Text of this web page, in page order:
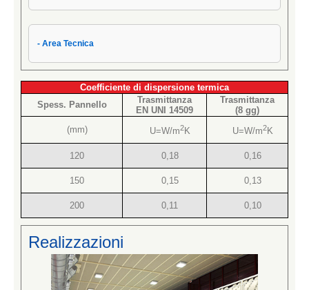
- Area Tecnica
Coefficiente di dispersione termica
Spess. Pannello
Trasmittanza
EN UNI 14509
Trasmittanza
(8 gg)
(mm)
U=W/m2K U=W/m2K
120 0,18 0,16
150 0,15 0,13
200 0,11 0,10
Realizzazioni